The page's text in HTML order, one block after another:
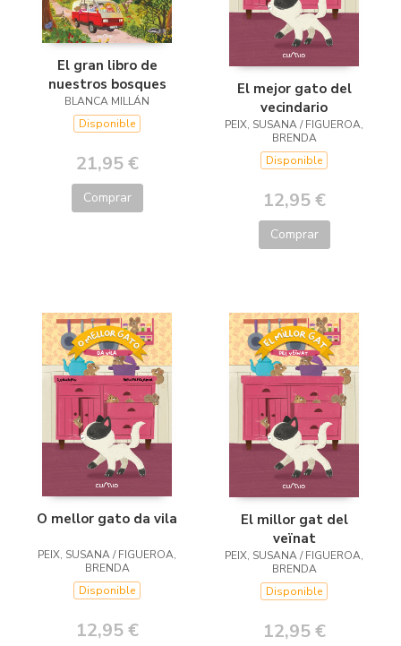
El gran libro de
nuestros bosques
BLANCA MILLÁN
Disponible
21,95 €
Comprar
El mejor gato del
vecindario
PEIX, SUSANA / FIGUEROA,
BRENDA
Disponible
12,95 €
Comprar
O mellor gato da vila
PEIX, SUSANA / FIGUEROA,
BRENDA
Disponible
12,95 €
El millor gat del
veïnat
PEIX, SUSANA / FIGUEROA,
BRENDA
Disponible
12,95 €